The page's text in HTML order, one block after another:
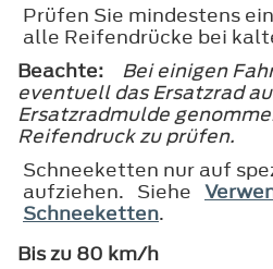
Prüfen Sie mindestens
alle Reifendrücke bei
Beachte:
Bei einigen
eventuell das Ersatzrad
Ersatzradmulde
Reifendruck zu prüfen.
Schneeketten nur auf
aufziehen. Siehe
Schneeketten.
Bis zu 80 km/h